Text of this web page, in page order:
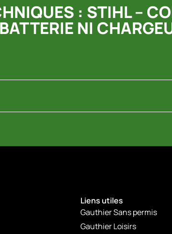
: STIHL –
NI
Liens utiles
Gauthier Sans permis
Gauthier Loisirs